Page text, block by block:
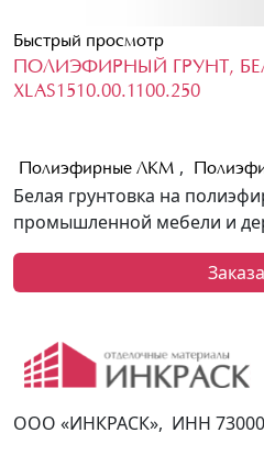
Быстрый просмотр
ПОЛИЭФИРНЫЙ ГРУНТ,
XLAS1510.00.1100.250
Полиэфирные ЛКМ ,
Белая грунтовка на
промышленной мебели и
ООО «ИНКРАСК», ИНН